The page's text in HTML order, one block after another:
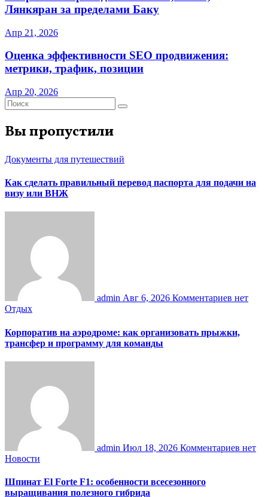
Лянкяран за пределами Баку
Апр 21, 2026
Оценка эффективности SEO продвижения:
метрики, трафик, позиции
Апр 20, 2026
Вы пропустили
Документы для путешествий
Как сделать правильный перевод паспорта для подачи на
визу или ВНЖ
admin Авг 6, 2026 Комментариев нет
Отдых
Корпоратив на аэродроме: как организовать прыжки,
трансфер и программу для команды
admin Июл 18, 2026 Комментариев нет
Новости
Шпинат El Forte F1: особенности всесезонного
выращивания полезного гибрида